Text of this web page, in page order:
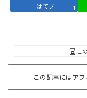
はてブ 1
こ
この記事にはア